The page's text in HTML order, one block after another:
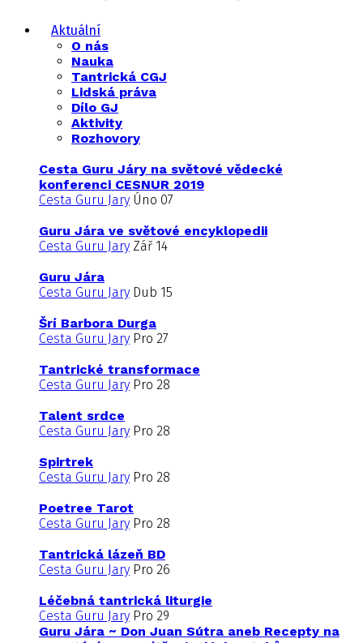
Aktuální
O nás
Nauka
Tantrická CGJ
Lidská práva
Dílo GJ
Aktivity
Rozhovory
Cesta Guru Járy na světové vědecké
konferenci CESNUR 2019
Cesta Guru Jary Úno 07
Guru Jára ve světové encyklopedii
Cesta Guru Jary Zář 14
Guru Jára
Cesta Guru Jary Dub 15
Šrí Barbora Durga
Cesta Guru Jary Pro 27
Tantrické transformace
Cesta Guru Jary Pro 28
Talent srdce
Cesta Guru Jary Pro 28
Spirtrek
Cesta Guru Jary Pro 28
Poetree Tarot
Cesta Guru Jary Pro 28
Tantrická lázeň BD
Cesta Guru Jary Pro 26
Léčebná tantrická liturgie
Cesta Guru Jary Pro 29
Guru Jára ~ Don Juan Sútra aneb Recepty na